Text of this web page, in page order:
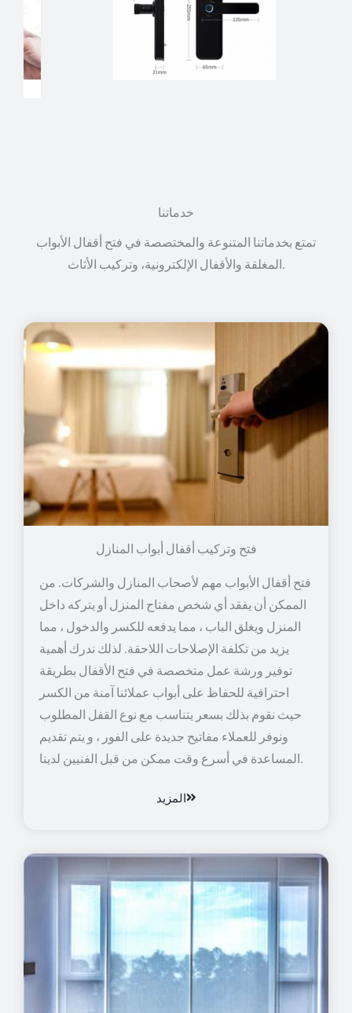
خدماتنا
تمتع بخدماتنا المتنوعة والمختصصة في فتح أقفال الأبواب
فتح وتركيب أقفال أبواب المنازل
فتح أقفال الأبواب مهم لأصحاب المنازل والشركات. من
الممكن أن يفقد أي شخص مفتاح المنزل أو يتركه داخل
المنزل ويغلق الباب ، مما يدفعه للكسر والدخول ، مما
يزيد من تكلفة الإصلاحات اللاحقة. لذلك ندرك أهمية
توفير ورشة عمل متخصصة في فتح الأقفال بطريقة
احترافية للحفاظ على أبواب عملائنا آمنة من الكسر
حيث نقوم بذلك بسعر يتناسب مع نوع القفل المطلوب
ونوفر للعملاء مفاتيح جديدة على الفور ، و يتم تقديم
المساعدة في أسرع وقت ممكن من قبل الفنيين لدينا.
المزيد